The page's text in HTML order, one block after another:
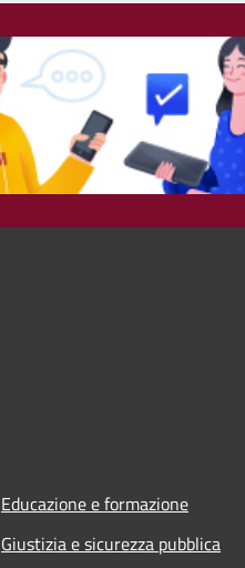
Educazione e formazione
Giustizia e sicurezza pubblica